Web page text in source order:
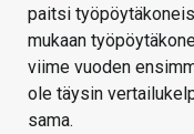
paitsi
mukaan
viime vuoden
ole täysin
sama.